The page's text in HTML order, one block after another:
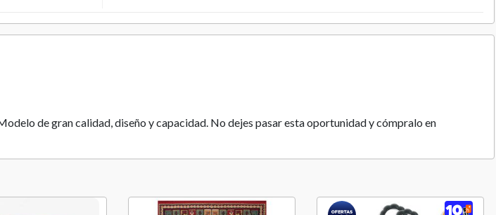
de gran calidad, diseño y capacidad. No dejes pasar esta oportunidad y cómpralo en